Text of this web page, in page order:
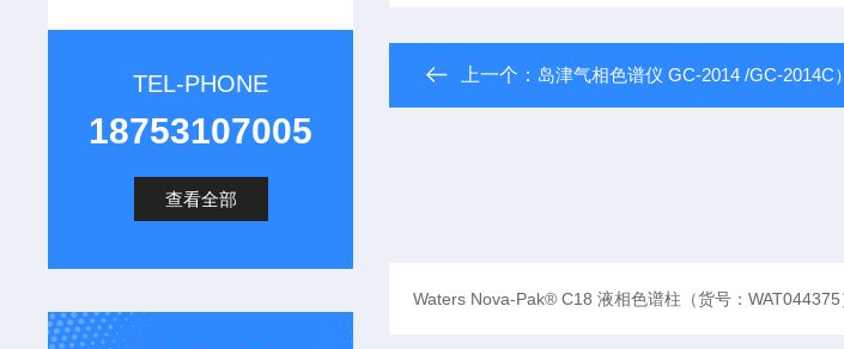
TEL-PHONE
18753107005
查看全部
上一个： 岛津气相色谱仪 GC-2014 /GC-2014C）（货号：221-45586-91,221-476